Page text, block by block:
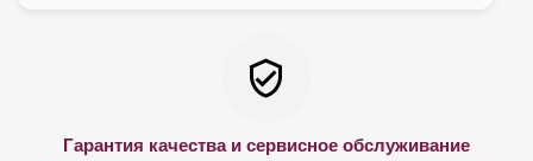
Гарантия качества и сервисное обслуживание